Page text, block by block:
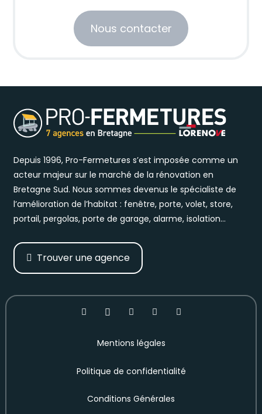
Nous contacter
Depuis 1996, Pro-Fermetures s’est imposée comme un
acteur majeur sur le marché de la rénovation en
Bretagne Sud. Nous sommes devenus le spécialiste de
l’amélioration de l’habitat : fenêtre, porte, volet, store,
portail, pergolas, porte de garage, alarme, isolation…
Trouver une agence
Mentions légales
Politique de confidentialité
Conditions Générales